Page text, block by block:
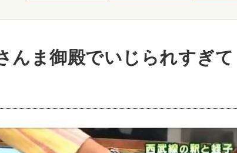
んま御殿でいじられすぎて